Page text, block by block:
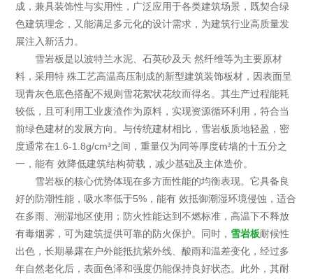
成，兼具装饰性与实用性，广泛应用于各类建筑场景，既契合绿
色建筑理念，又能满足多元化的设计需求，为建筑行业高质量发
展注入新活力。
雪岩板是以波特兰水泥、石英砂及天 然纤维等为主要原材
料，采用特 殊工艺高温高压制成的新型建筑装饰板材，因表面呈
现青灰色底色搭配不规则雪花絮状花纹而得名。其生产过程能耗
较低，且可利用工业废渣作为原料，实现资源循环利用，符合当
前绿色建材的发展方向。与传统建材相比，雪岩板质地轻盈，密
度通常在1.6-1.8g/cm³之间，重量仅为同等厚度砖墙的十五分之
一，能有 效降低建筑结构荷载，减少基础及主体造价。
雪岩板的核心优势体现在多方面性能的均衡表现。它具备良
好的防潮性能，吸水率低于5%，能有 效抵御潮湿环境侵蚀，适合
在多雨、潮湿地区使用；防火性能达到不燃标准，高温下不释放
有毒烟雾，可为建筑提供可靠的防火保护。同时， 雪岩板耐候性
出色，长期暴露在户外能抵抗紫外线、酸雨和温差变化，经过多
年自然老化后，表面色泽和强度仍能保持良好状态。此外，其耐